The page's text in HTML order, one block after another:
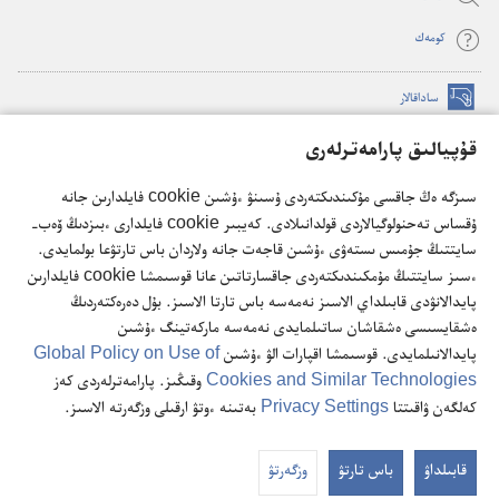
قۇپيالىق پارامەترلەرى
سىزگە ەڭ جاقسى مۇكىندىكتەردى ۇسىنۋ ءۇشىن cookie فايلدارىن جانە
ۇقساس تەحنولوگيالاردى قولدانىلادى. كەيبىر cookie فايلدارى ءبىزدىڭ ۆەب-
سايتتىڭ جۇمىس ىستەۋى ءۇشىن قاجەت جانە ولاردان باس تارتۋعا بولمايدى.
ءسىز سايتتىڭ مۇمكىندىكتەردى جاقسارتاتىن عانا قوسىمشا cookie فايلدارىن
پايدالانۋدى قابىلداي الاسىز نەمەسە باس تارتا الاسىز. بۇل دەرەكتەردىڭ
ەشقايسىسى ەشقاشان ساتىلمايدى نەمەسە ماركەتينگ ءۇشىن
پايدالانىلمايدى. قوسىمشا اقپارات الۋ ءۇشىنGlobal Policy on Use of
Cookies and Similar Technologies وقىڭىز. پارامەترلەردى كەز
كەلگەن ۋاقىتتا Privacy Settings بەتىنە ءوتۋ ارقىلى وزگەرتە الاسىز.
قابىلداۋ باس تارتۋ وزگەرتۋ
كومە‌ك
ساداقالار
(opens
window) كۇزەت مۇناراسىنىڭ تورداعى كىتاپحاناسى
new
window)
JW Hub
®
(opens
new
window)
JW Library
Copyright© 2026 Watch Tower Bible and Tract Society of Pennsylvania.
پايدالانۋ ٴتارتىبى | قۇپيا ساقتاۋ ساياساتى| قۇپيالىق پارامەترلەرى